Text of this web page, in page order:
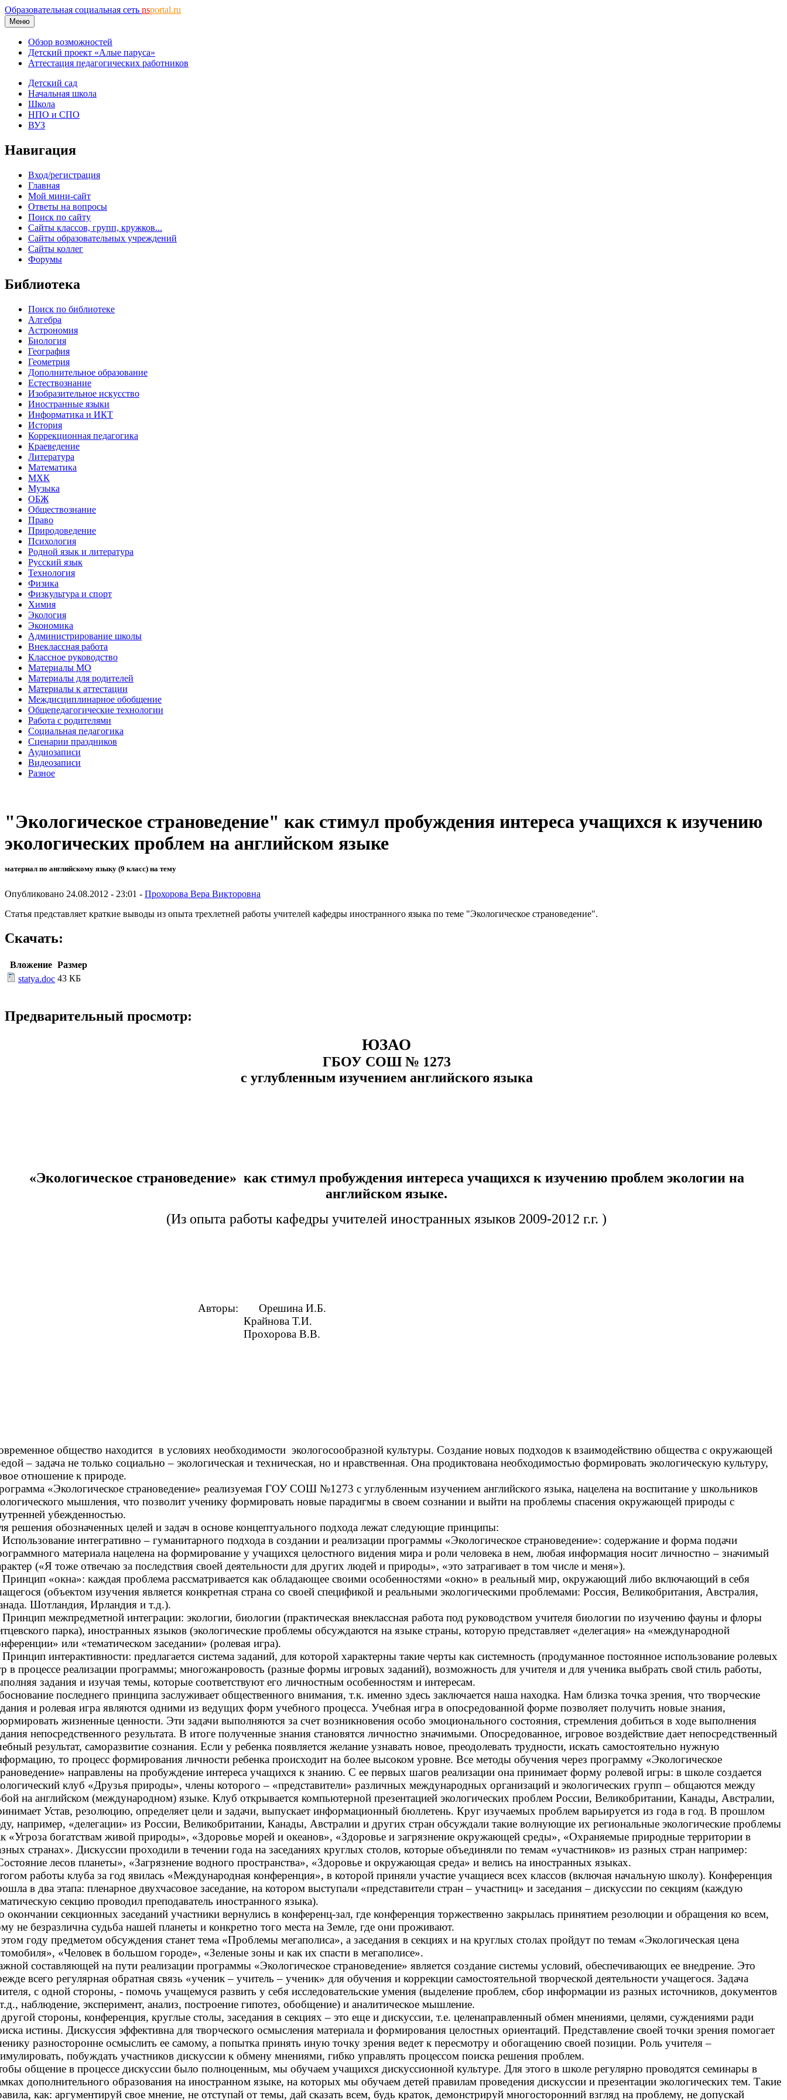
Образовательная социальная сеть nsportal.ru
Меню
Обзор возможностей
Детский проект «Алые паруса»
Аттестация педагогических работников
Детский сад
Начальная школа
Школа
НПО и СПО
ВУЗ
Навигация
Вход/регистрация
Главная
Мой мини-сайт
Ответы на вопросы
Поиск по сайту
Сайты классов, групп, кружков...
Сайты образовательных учреждений
Сайты коллег
Форумы
Библиотека
Поиск по библиотеке
Алгебра
Астрономия
Биология
География
Геометрия
Дополнительное образование
Естествознание
Изобразительное искусство
Иностранные языки
Информатика и ИКТ
История
Коррекционная педагогика
Краеведение
Литература
Математика
МХК
Музыка
ОБЖ
Обществознание
Право
Природоведение
Психология
Родной язык и литература
Русский язык
Технология
Физика
Физкультура и спорт
Химия
Экология
Экономика
Администрирование школы
Внеклассная работа
Классное руководство
Материалы МО
Материалы для родителей
Материалы к аттестации
Междисциплинарное обобщение
Общепедагогические технологии
Работа с родителями
Социальная педагогика
Сценарии праздников
Аудиозаписи
Видеозаписи
Разное
"Экологическое страноведение" как стимул пробуждения интереса учащихся к изучению
экологических проблем на английском языке
материал по английскому языку (9 класс) на тему
Опубликовано 24.08.2012 - 23:01 - Прохорова Вера Викторовна
Статья представляет краткие выводы из опыта трехлетней работы учителей кафедры иностранного языка по теме "Экологическое страноведение".
Скачать:
Вложение Размер
statya.doc 43 КБ
Предварительный просмотр:
ЮЗАО
ГБОУ СОШ № 1273
с углубленным изучением английского языка
«Экологическое страноведение» как стимул пробуждения интереса учащихся к изучению проблем экологии на
английском языке.
(Из опыта работы кафедры учителей иностранных языков 2009-2012 г.г. )
Авторы: Орешина И.Б.
Крайнова Т.И.
Прохорова В.В.
общество находится в условиях необходимости экологосообразной культуры. Создание новых подходов к взаимодействию общества с окружающей
– задача не только социально – экологическая и техническая, но и нравственная. Она продиктована необходимостью формировать экологическую культуру,
отношение к природе.
«Экологическое страноведение» реализуемая ГОУ СОШ №1273 с углубленным изучением английского языка, нацелена на воспитание у школьников
мышления, что позволит ученику формировать новые парадигмы в своем сознании и выйти на проблемы спасения окружающей природы с
убежденностью.
решения обозначенных целей и задач в основе концептуального подхода лежат следующие принципы:
интегративно – гуманитарного подхода в создании и реализации программы «Экологическое страноведение»: содержание и форма подачи
материала нацелена на формирование у учащихся целостного видения мира и роли человека в нем, любая информация носит личностно – значимый
(«Я тоже отвечаю за последствия своей деятельности для других людей и природы», «это затрагивает в том числе и меня»).
«окна»: каждая проблема рассматривается как обладающее своими особенностями «окно» в реальный мир, окружающий либо включающий в себя
(объектом изучения является конкретная страна со своей спецификой и реальными экологическими проблемами: Россия, Великобритания, Австралия,
Шотландия, Ирландия и т.д.).
межпредметной интеграции: экологии, биологии (практическая внеклассная работа под руководством учителя биологии по изучению фауны и флоры
парка), иностранных языков (экологические проблемы обсуждаются на языке страны, которую представляет «делегация» на «международной
или «тематическом заседании» (ролевая игра).
интерактивности: предлагается система заданий, для которой характерны такие черты как системность (продуманное постоянное использование ролевых
в процессе реализации программы; многожанровость (разные формы игровых заданий), возможность для учителя и для ученика выбрать свой стиль работы,
задания и изучая темы, которые соответствуют его личностным особенностям и интересам.
последнего принципа заслуживает общественного внимания, т.к. именно здесь заключается наша находка. Нам близка точка зрения, что творческие
и ролевая игра являются одними из ведущих форм учебного процесса. Учебная игра в опосредованной форме позволяет получить новые знания,
жизненные ценности. Эти задачи выполняются за счет возникновения особо эмоционального состояния, стремления добиться в ходе выполнения
непосредственного результата. В итоге полученные знания становятся личностно значимыми. Опосредованное, игровое воздействие дает непосредственный
результат, саморазвитие сознания. Если у ребенка появляется желание узнавать новое, преодолевать трудности, искать самостоятельно нужную
то процесс формирования личности ребенка происходит на более высоком уровне. Все методы обучения через программу «Экологическое
направлены на пробуждение интереса учащихся к знанию. С ее первых шагов реализации она принимает форму ролевой игры: в школе создается
клуб «Друзья природы», члены которого – «представители» различных международных организаций и экологических групп – общаются между
на английском (международном) языке. Клуб открывается компьютерной презентацией экологических проблем России, Великобритании, Канады, Австралии,
Устав, резолюцию, определяет цели и задачи, выпускает информационный бюллетень. Круг изучаемых проблем варьируется из года в год. В прошлом
например, «делегации» из России, Великобритании, Канады, Австралии и других стран обсуждали такие волнующие их региональные экологические проблемы
«Угроза богатствам живой природы», «Здоровье морей и океанов», «Здоровье и загрязнение окружающей среды», «Охраняемые природные территории в
странах». Дискуссии проходили в течении года на заседаниях круглых столов, которые объединяли по темам «участников» из разных стран например:
лесов планеты», «Загрязнение водного пространства», «Здоровье и окружающая среда» и велись на иностранных языках.
работы клуба за год явилась «Международная конференция», в которой приняли участие учащиеся всех классов (включая начальную школу). Конференция
в два этапа: пленарное двухчасовое заседание, на котором выступали «представители стран – участниц» и заседания – дискуссии по секциям (каждую
секцию проводил преподаватель иностранного языка).
окончании секционных заседаний участники вернулись в конференц-зал, где конференция торжественно закрылась принятием резолюции и обращения ко всем,
не безразлична судьба нашей планеты и конкретно того места на Земле, где они проживают.
году предметом обсуждения станет тема «Проблемы мегаполиса», а заседания в секциях и на круглых столах пройдут по темам «Экологическая цена
«Человек в большом городе», «Зеленые зоны и как их спасти в мегаполисе».
составляющей на пути реализации программы «Экологическое страноведение» является создание системы условий, обеспечивающих ее внедрение. Это
всего регулярная обратная связь «ученик – учитель – ученик» для обучения и коррекции самостоятельной творческой деятельности учащегося. Задача
с одной стороны, - помочь учащемуся развить у себя исследовательские умения (выделение проблем, сбор информации из разных источников, документов
наблюдение, эксперимент, анализ, построение гипотез, обобщение) и аналитическое мышление.
стороны, конференция, круглые столы, заседания в секциях – это еще и дискуссии, т.е. целенаправленный обмен мнениями, целями, суждениями ради
истины. Дискуссия эффективна для творческого осмысления материала и формирования целостных ориентаций. Представление своей точки зрения помогает
разносторонне осмыслить ее самому, а попытка принять иную точку зрения ведет к пересмотру и обогащению своей позиции. Роль учителя –
побуждать участников дискуссии к обмену мнениями, гибко управлять процессом поиска решения проблем.
общение в процессе дискуссии было полноценным, мы обучаем учащихся дискуссионной культуре. Для этого в школе регулярно проводятся семинары в
дополнительного образования на иностранном языке, на которых мы обучаем детей правилам проведения дискуссии и презентации экологических тем. Такие
как: аргументируй свое мнение, не отступай от темы, дай сказать всем, будь краток, демонстрируй многосторонний взгляд на проблему, не допускай